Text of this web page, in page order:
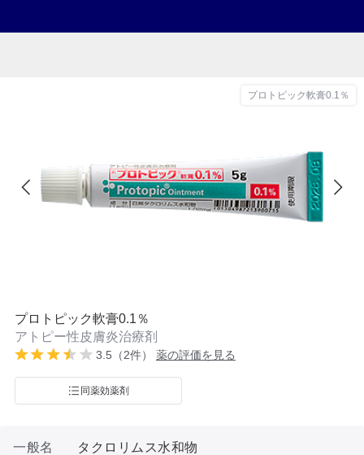
プロトピック軟膏0.1％
プロトピック軟膏0.1％
アトピー性皮膚炎治療剤
3.5（2件） 薬の評価を見る
同薬効薬剤
一般名
タクロリムス水和物